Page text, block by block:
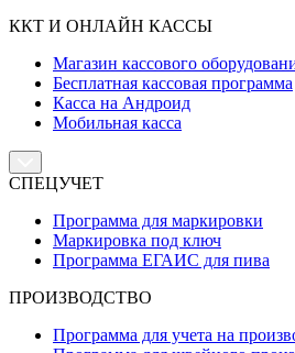
ККТ И ОНЛАЙН КАССЫ
Магазин кассового
Бесплатная кассовая программа
Касса на Андроид
Мобильная касса
СПЕЦУЧЕТ
Программа для маркировки
Маркировка под ключ
Программа ЕГАИС для пива
ПРОИЗВОДСТВО
Программа для учета на